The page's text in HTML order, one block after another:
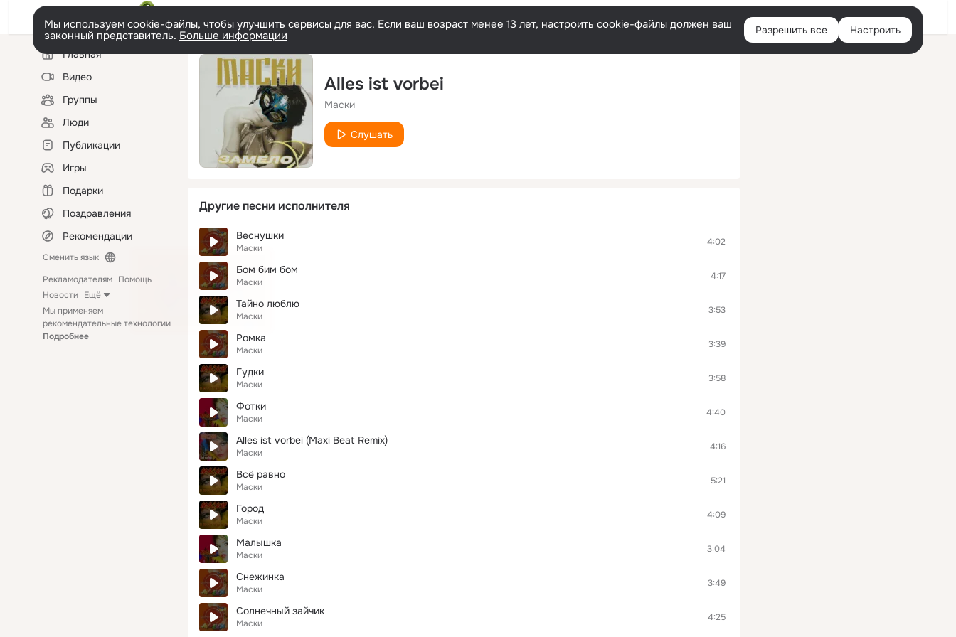
Войти
Мы используем cookie-файлы, чтобы улучшить сервисы для вас. Если ваш возраст менее 13 лет, настроить cookie-файлы должен ваш
законный представитель. Больше информации Разрешить все Настроить
Левая
колонкаГлавная
Видео
Группы
Люди
Публикации
Игры
Подарки
Поздравления
Рекомендации
Сменить язык
Рекламодателям Помощь
Новости Ещё
Мы применяем
рекомендательные технологии
Подробнее
Alles ist vorbei
Маски
Слушать
Другие песни исполнителя
Веснушки
Маски
4:02
Бом бим бом
Маски
4:17
Тайно люблю
Маски
3:53
Ромка
Маски
3:39
Гудки
Маски
3:58
Фотки
Маски
4:40
Alles ist vorbei (Maxi Beat Remix)
Маски
4:16
Всё равно
Маски
5:21
Город
Маски
4:09
Малышка
Маски
3:04
Снежинка
Маски
3:49
Солнечный зайчик
Маски
4:25